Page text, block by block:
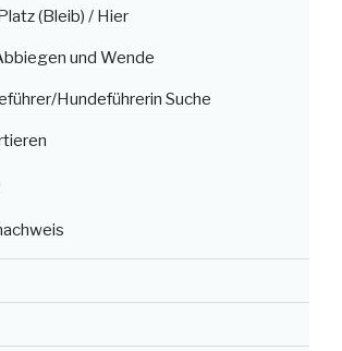
(Bleib) / Hier
und Wende
Hundeführerin Suche